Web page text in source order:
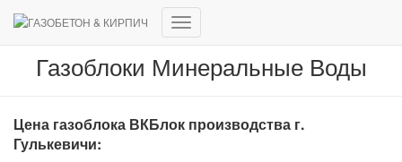
Переключить
Газоблоки Минеральные Воды
Цена газоблока ВКБлок производства г.
Гулькевичи: